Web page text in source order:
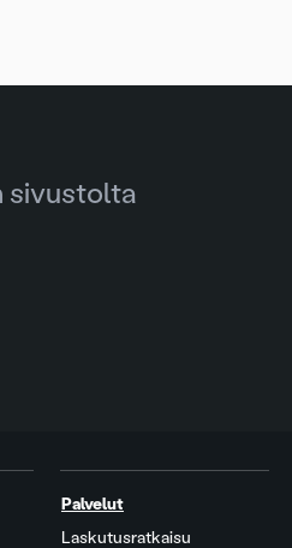
Palvelut
Laskutusratkaisu